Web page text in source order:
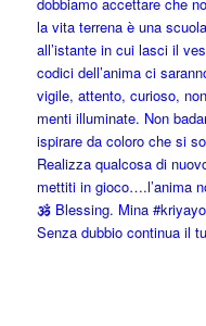
Senza dubbio continua il